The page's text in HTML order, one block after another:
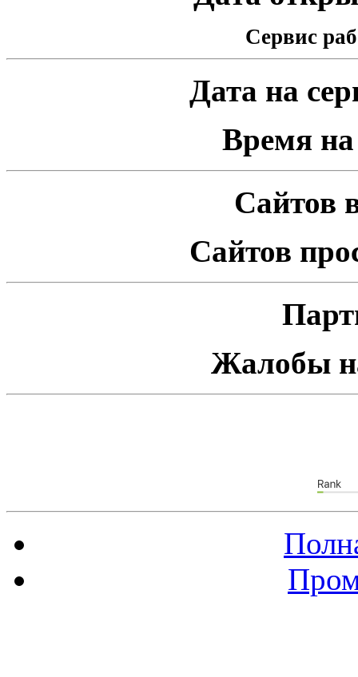
Сервис
Дата на
Время на
Сайтов
Сайтов
Жалобы